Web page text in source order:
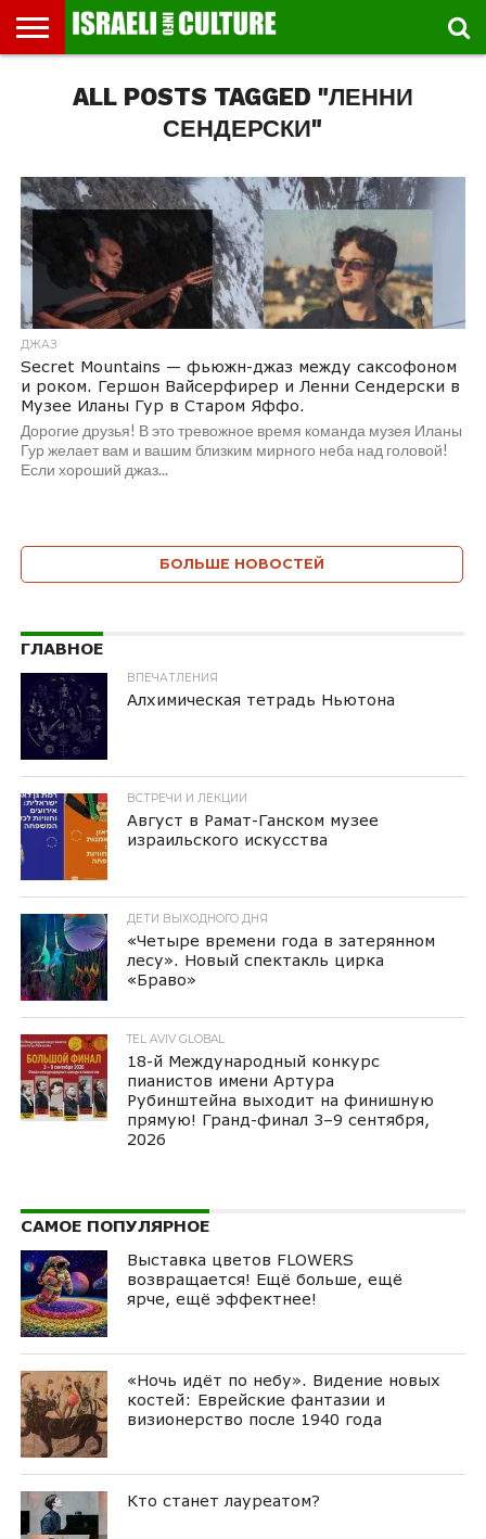
МУЗЕИ
СТРАНА
ФЕСТИВАЛЕЙ
ТЕАТР
КНИГИ.
ТЕКСТЫ
МУЗЫКА
РЕЛИГИЯ/
ИСТОРИЯ
ДВИЖЕНИЕ
ДЕТИ
ВЫХОДНОГО
МАРШРУТЫ
ПРОГУЛЬЩИКА
ВИДЕО-
РЕЧИ
ВПЕЧАТЛЕНИЯ
ВСТРЕЧИ
ИНТЕРВЬЮ
КИНО
AVIVALL POSTS TAGGED "ЛЕННИ
СЕНДЕРСКИ"
ДЖАЗ
Secret Mountains — фьюжн-джаз между саксофоном
и роком. Гершон Вайсерфирер и Ленни Сендерски в
Музее Иланы Гур в Старом Яффо.
Дорогие друзья! В это тревожное время команда музея Иланы
Гур желает вам и вашим близким мирного неба над головой!
Если хороший джаз...
БОЛЬШЕ НОВОСТЕЙ
ГЛАВНОЕ
ВПЕЧАТЛЕНИЯ
Алхимическая тетрадь Ньютона
ВСТРЕЧИ И ЛЕКЦИИ
Август в Рамат-Ганском музее
израильского искусства
ДЕТИ ВЫХОДНОГО ДНЯ
«Четыре времени года в затерянном
лесу». Новый спектакль цирка
«Браво»
TEL AVIV GLOBAL
18-й Международный конкурс
пианистов имени Артура
Рубинштейна выходит на финишную
прямую! Гранд-финал 3–9 сентября,
2026
САМОЕ ПОПУЛЯРНОЕ
Выставка цветов FLOWERS
возвращается! Ещё больше, ещё
ярче, ещё эффектнее!
«Ночь идёт по небу». Видение новых
костей: Еврейские фантазии и
визионерство после 1940 года
Кто станет лауреатом?